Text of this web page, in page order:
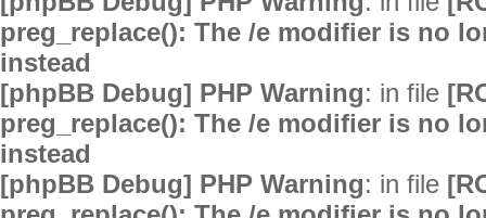
preg_replace(): The /e modifier is no
instead
[phpBB Debug] PHP Warning: in file
preg_replace(): The /e modifier is no
instead
[phpBB Debug] PHP Warning: in file